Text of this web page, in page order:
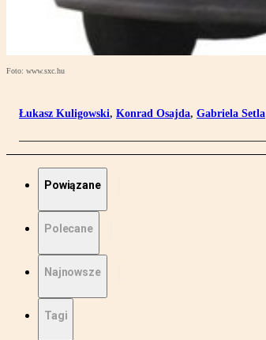
Foto: www.sxc.hu
Łukasz Kuligowski, Konrad Osajda, Gabriela Setla
Powiązane
Polecane
Najnowsze
Tagi